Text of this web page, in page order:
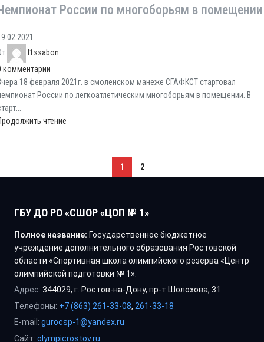
России по многоборьям в помещении
l1ssabon
комментарии
18 февраля 2021г. в смоленском манеже СГАФКСТ стартовал
России по легкоатлетическим многоборьям в помещении. В
чтение
1 2
ГБУ ДО РО «СШОР «ЦОП № 1»
Полное название: Государственное бюджетное
учреждение дополнительного образования Ростовской
области «Спортивная школа олимпийского резерва «Центр
олимпийской подготовки № 1».
Адрес: 344029, г. Ростов-на-Дону, пр-т Шолохова, 31
Телефоны: +7 (863) 261-33-08, 261-33-18
E-mail: gurocsp-1@yandex.ru
Сайт: olympicrostov.ru